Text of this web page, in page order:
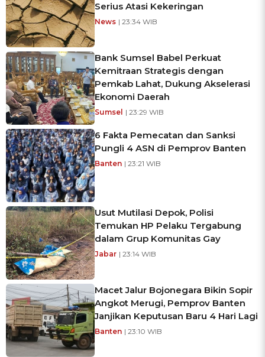
Serius Atasi Kekeringan
News | 23:34 WIB
Bank Sumsel Babel Perkuat
Kemitraan Strategis dengan
Pemkab Lahat, Dukung Akselerasi
Ekonomi Daerah
Sumsel | 23:29 WIB
6 Fakta Pemecatan dan Sanksi
Pungli 4 ASN di Pemprov Banten
Banten | 23:21 WIB
Usut Mutilasi Depok, Polisi
Temukan HP Pelaku Tergabung
dalam Grup Komunitas Gay
Jabar | 23:14 WIB
Macet Jalur Bojonegara Bikin Sopir
Angkot Merugi, Pemprov Banten
Janjikan Keputusan Baru 4 Hari Lagi
Banten | 23:10 WIB